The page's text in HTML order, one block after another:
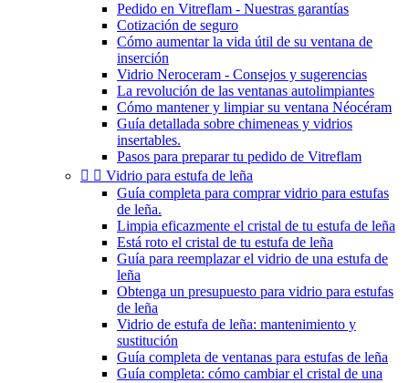
Pedido en Vitreflam - Nuestras garantías
Cotización de seguro
Cómo aumentar la vida útil de su ventana de
inserción
Vidrio Neroceram - Consejos y sugerencias
La revolución de las ventanas autolimpiantes
Cómo mantener y limpiar su ventana Néocéram
Guía detallada sobre chimeneas y vidrios
insertables.
Pasos para preparar tu pedido de Vitreflam
  Vidrio para estufa de leña
Guía completa para comprar vidrio para estufas
de leña.
Limpia eficazmente el cristal de tu estufa de leña
Está roto el cristal de tu estufa de leña
Guía para reemplazar el vidrio de una estufa de
leña
Obtenga un presupuesto para vidrio para estufas
de leña
Vidrio de estufa de leña: mantenimiento y
sustitución
Guía completa de ventanas para estufas de leña
Guía completa: cómo cambiar el cristal de una